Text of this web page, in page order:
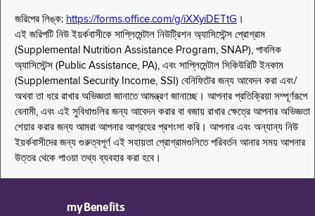
জরিপের লিঙ্ক: https://forms.office.com/g/iXXyiDETtG ।
এই জরিপটি নিউ ইয়র্কবাসীকে সাপ্লিমেন্টাল নিউট্রিশন অ্যাসিস্টেন্স প্রোগ্রাম
(Supplemental Nutrition Assistance Program, SNAP), পাবলিক
অ্যাসিস্টেন্স (Public Assistance, PA), এবং সাপ্লিমেন্টাল সিকিউরিটি ইনকাম
(Supplemental Security Income, SSI) বেনিফিটের জন্য আবেদন করা এবং/
অথবা তা ধরে রাখার অভিজ্ঞতা জানাতে আমন্ত্রণ জানাচ্ছে। আপনার প্রতিক্রিয়া সম্পূর্ণরূপে
বেনামী, এবং এই সুবিধাগুলির জন্য আবেদন করার বা বজায় রাখার ক্ষেত্রে আপনার অভিজ্ঞতা
শেয়ার করার জন্য আমরা আপনার আগ্রহের প্রশংসা করি। আপনার এবং অন্যান্য নিউ
ইয়র্কবাসীদের জন্য গুরুত্বপূর্ণ এই সহায়তা প্রোগ্রামগুলিতে পরিবর্তন আনার সময় আপনার
উত্তর থেকে পাওয়া তথ্য ব্যবহার করা হবে।
myBenefits